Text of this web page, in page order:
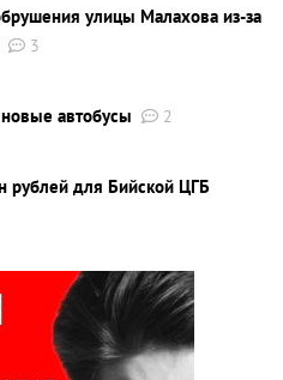
улицы Малахова из-за
3
автобусы
2
рублей для Бийской ЦГБ